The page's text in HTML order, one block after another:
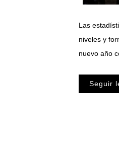
Las
niveles y
nuevo año
Seguir